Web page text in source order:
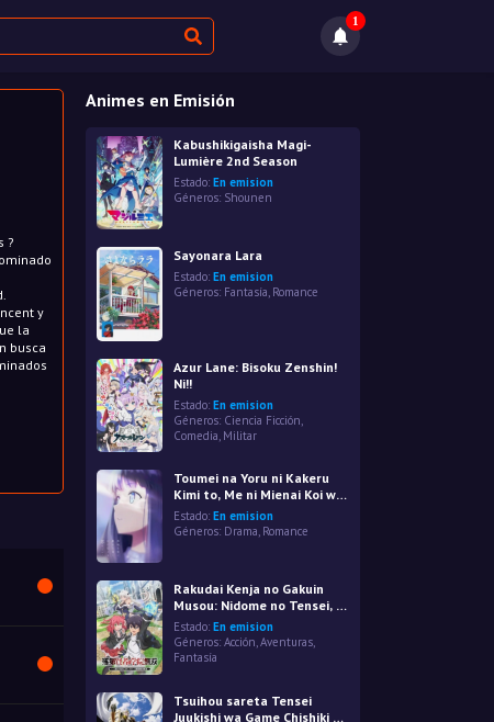
1
?
y
la
busca
Animes en Emisión
Kabushikigaisha Magi-
Lumière 2nd Season
Estado: En emision
Géneros: Shounen
Sayonara Lara
Estado: En emision
Géneros: Fantasía, Romance
Azur Lane: Bisoku Zenshin!
Ni!!
Estado: En emision
Géneros: Ciencia Ficción
Comedia Militar
Toumei na Yoru ni Kakeru
Kimi to, Me ni Mienai Koi wo
Shita.
Estado: En emision
Géneros: Drama, Romance
Rakudai Kenja no Gakuin
Musou: Nidome no Tensei, S-
Rank Cheat Majutsushi
Boukenroku
Estado: En emision
Géneros: Acción,Aventuras
Fantasía
Tsuihou sareta Tensei
Juukishi wa Game Chishiki de